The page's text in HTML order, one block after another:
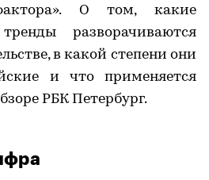
фактора». О том, какие
разворачиваются
в какой степени они
и что применяется
РБК Петербург.